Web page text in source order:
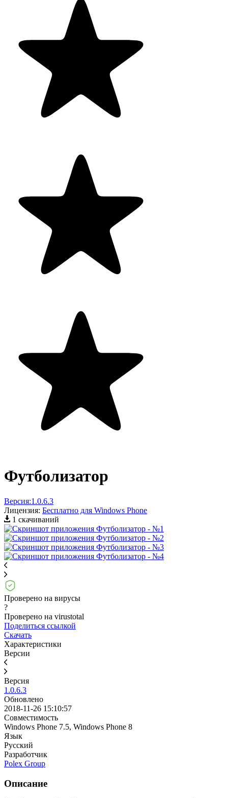
Футболизатор
Версия:1.0.6.3
Лицензия: Бесплатно для Windows Phone
1 скачиваний
Проверено на вирусы
?
Проверено на virustotal
Поделиться ссылкой
Скачать
Характеристики
Версии
Версия
1.0.6.3
Обновлено
2018-11-26 15:10:57
Совместимость
Windows Phone 7.5, Windows Phone 8
Язык
Русский
Разработчик
Polex Group
Описание